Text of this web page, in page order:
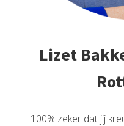
Lizet
100% zeker dat jij